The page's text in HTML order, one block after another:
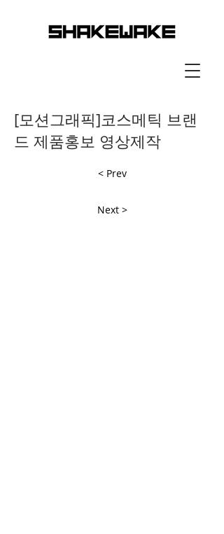
[모션그래픽]코스메틱 브랜
드 제품홍보 영상제작
< Prev
Next >